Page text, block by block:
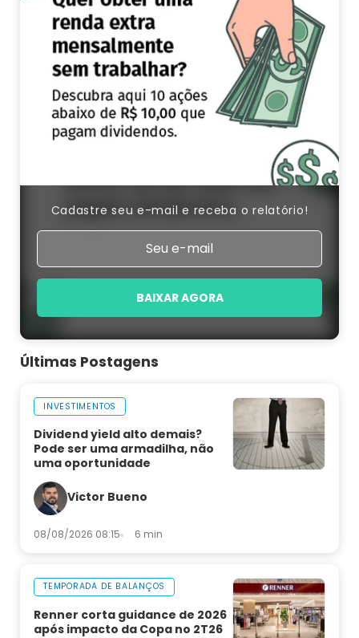
Cadastre seu e-mail e receba o relatório!
BAIXAR AGORA
Últimas Postagens
INVESTIMENTOS
Dividend yield alto demais?
Pode ser uma armadilha, não
uma oportunidade
Victor Bueno
08/08/2026 08:15 6 min
TEMPORADA DE BALANÇOS
Renner corta guidance de 2026
após impacto da Copa no 2T26